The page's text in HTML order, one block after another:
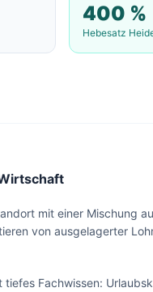
400 %
Hebesatz
mit einer Mischung
von ausgelagerter
Fachwissen: